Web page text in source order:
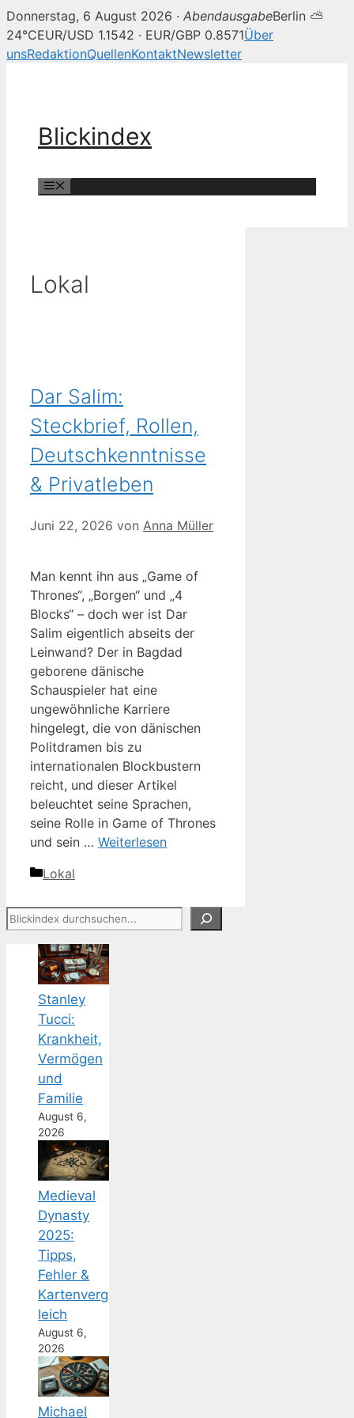
Donnerstag, 6 August 2026 · AbendausgabeBerlin ⛅
24°CEUR/USD 1.1542 · EUR/GBP 0.8571Über
unsRedaktionQuellenKontaktNewsletter
Blickindex
Lokal
Dar Salim:
Steckbrief, Rollen,
Deutschkenntnisse
& Privatleben
Juni 22, 2026 von Anna Müller
Man kennt ihn aus „Game of
Thrones“, „Borgen“ und „4
Blocks“ – doch wer ist Dar
Salim eigentlich abseits der
Leinwand? Der in Bagdad
geborene dänische
Schauspieler hat eine
ungewöhnliche Karriere
hingelegt, die von dänischen
Politdramen bis zu
internationalen Blockbustern
reicht, und dieser Artikel
beleuchtet seine Sprachen,
seine Rolle in Game of Thrones
und sein … Weiterlesen
Kategorien
Lokal
Suchen
Stanley
Tucci:
Krankheit,
Vermögen
und
Familie
August 6,
2026
Medieval
Dynasty
2025:
Tipps,
Fehler &
Kartenverg
leich
August 6,
2026
Michael